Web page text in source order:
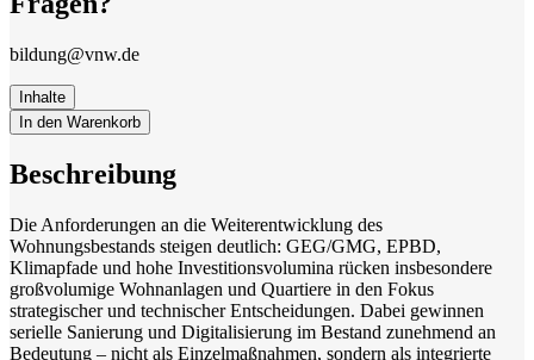
bildung@vnw.de
Inhalte
In den Warenkorb
Beschreibung
Die Anforderungen an die Weiterentwicklung des
Wohnungsbestands steigen deutlich: GEG/GMG, EPBD,
Klimapfade und hohe Investitionsvolumina rücken insbesondere
großvolumige Wohnanlagen und Quartiere in den Fokus
strategischer und technischer Entscheidungen. Dabei gewinnen
serielle Sanierung und Digitalisierung im Bestand zunehmend an
Bedeutung – nicht als Einzelmaßnahmen, sondern als integrierte